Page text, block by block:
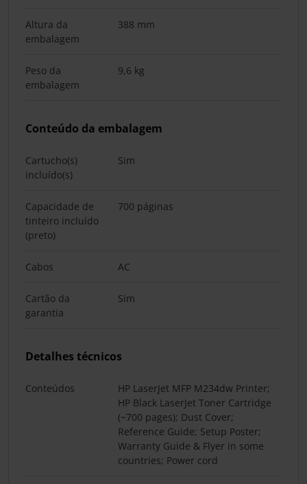
Altura da
embalagem
388 mm
Peso da
embalagem
9,6 kg
Conteúdo da embalagem
Cartucho(s)
incluído(s)
Sim
Capacidade de
tinteiro incluído
(preto)
700 páginas
Cabos AC
Cartão da
garantia
Sim
Detalhes técnicos
Conteúdos
HP LaserJet MFP M234dw Printer;
HP Black LaserJet Toner Cartridge
(~700 pages); Dust Cover;
Reference Guide; Setup Poster;
Warranty Guide & Flyer in some
countries; Power cord